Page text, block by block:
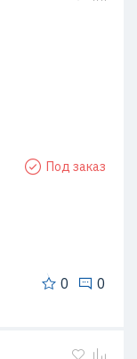
Под заказ
0 0